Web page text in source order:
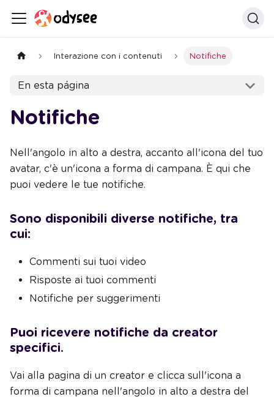
Interazione con i contenuti Notifiche
En esta página
Notifiche
Nell'angolo in alto a destra, accanto all'icona del tuo
avatar, c'è un'icona a forma di campana. È qui che
puoi vedere le tue notifiche.
Sono disponibili diverse notifiche, tra
cui:
Commenti sui tuoi video
Risposte ai tuoi commenti
Notifiche per suggerimenti
Puoi ricevere notifiche da creator
specifici.
Vai alla pagina di un creator e clicca sull'icona a
forma di campana nell'angolo in alto a destra del